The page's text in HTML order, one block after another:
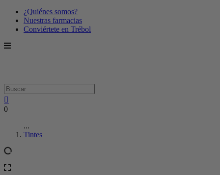
¿Quiénes somos?
Nuestras farmacias
Conviértete en Trébol
0
...
Tintes